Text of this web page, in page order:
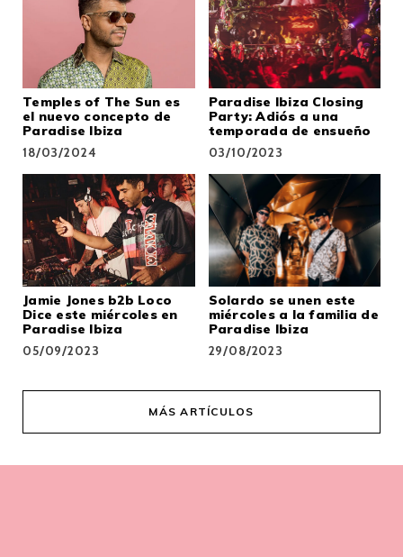
Temples of The Sun es
el nuevo concepto de
Paradise Ibiza
18/03/2024
Paradise Ibiza Closing
Party: Adiós a una
temporada de ensueño
03/10/2023
Jamie Jones b2b Loco
Dice este miércoles en
Paradise Ibiza
05/09/2023
Solardo se unen este
miércoles a la familia de
Paradise Ibiza
29/08/2023
MÁS ARTÍCULOS